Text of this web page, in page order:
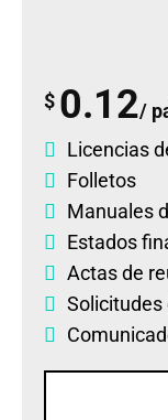
$ 0.12/
Licencias
Folletos
Manuales
Estados
Actas de
Solicitudes